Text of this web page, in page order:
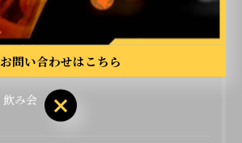
二次会
イベント
カラオケ
飲み会
お問い合わせはこちら